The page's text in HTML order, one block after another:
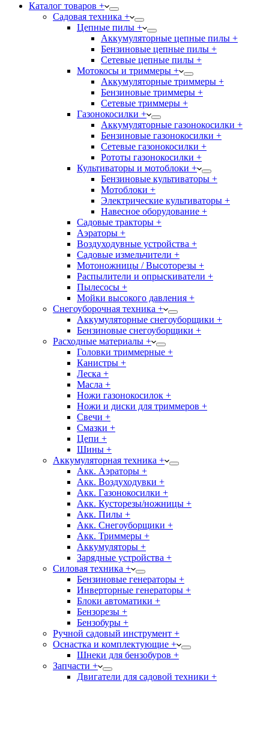
Каталог товаров +
Садовая техника +
Цепные пилы +
Аккумуляторные цепные пилы +
Бензиновые цепные пилы +
Сетевые цепные пилы +
Мотокосы и триммеры +
Аккумуляторные триммеры +
Бензиновые триммеры +
Сетевые триммеры +
Газонокосилки +
Аккумуляторные газонокосилки +
Бензиновые газонокосилки +
Сетевые газонокосилки +
Рототы газонокосилки +
Культиваторы и мотоблоки +
Бензиновые культиваторы +
Мотоблоки +
Электрические культиваторы +
Навесное оборудование +
Садовые тракторы +
Аэраторы +
Воздуходувные устройства +
Садовые измельчители +
Мотоножницы / Высоторезы +
Распылители и опрыскиватели +
Пылесосы +
Мойки высокого давления +
Снегоуборочная техника +
Аккумуляторные снегоуборщики +
Бензиновые снегоуборщики +
Расходные материалы +
Головки триммерные +
Канистры +
Леска +
Масла +
Ножи газонокосилок +
Ножи и диски для триммеров +
Свечи +
Смазки +
Цепи +
Шины +
Аккумуляторная техника +
Акк. Аэраторы +
Акк. Воздуходувки +
Акк. Газонокосилки +
Акк. Кусторезы/ножницы +
Акк. Пилы +
Акк. Снегоуборщики +
Акк. Триммеры +
Аккумуляторы +
Зарядные устройства +
Силовая техника +
Бензиновые генераторы +
Инверторные генераторы +
Блоки автоматики +
Бензорезы +
Бензобуры +
Ручной садовый инструмент +
Оснастка и комплектующие +
Шнеки для бензобуров +
Запчасти +
Двигатели для садовой техники +